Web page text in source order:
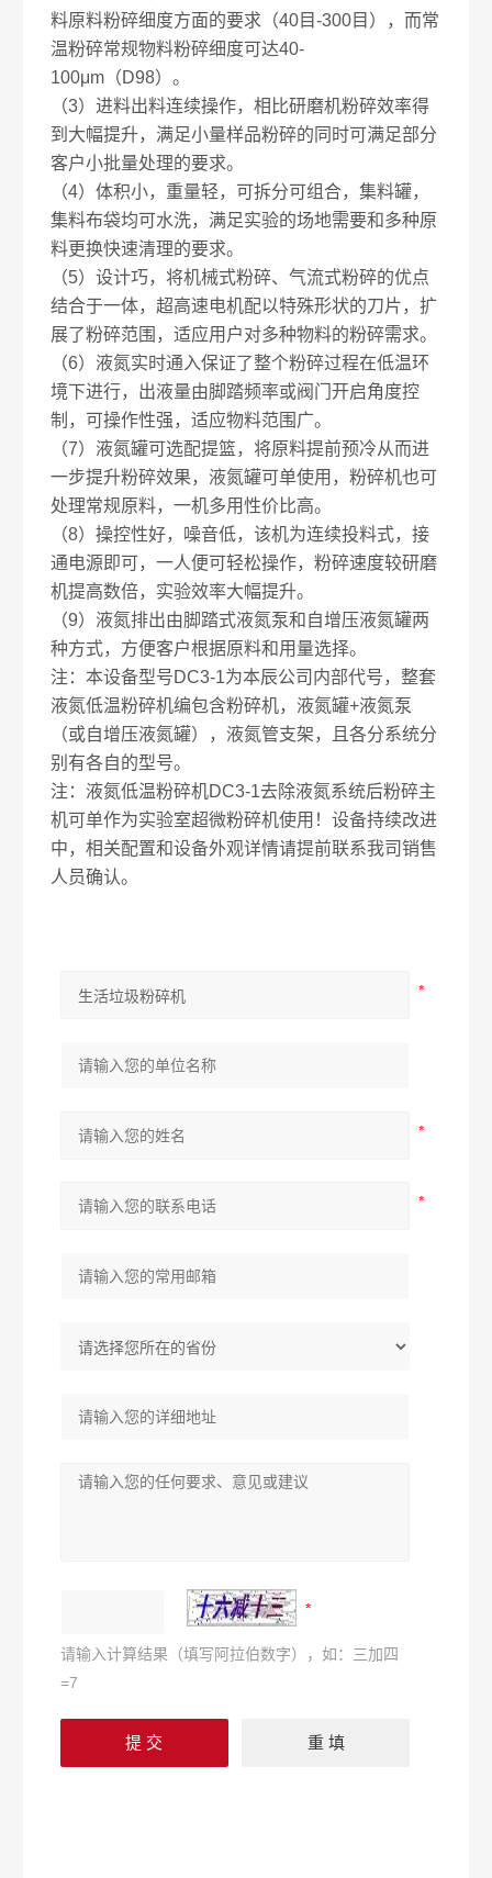
料原料粉碎细度方面的要求（40目-300目），而常
温粉碎常规物料粉碎细度可达40-
100μm（D98）。
（3）进料出料连续操作，相比研磨机粉碎效率得
到大幅提升，满足小量样品粉碎的同时可满足部分
客户小批量处理的要求。
（4）体积小，重量轻，可拆分可组合，集料罐，
集料布袋均可水洗，满足实验的场地需要和多种原
料更换快速清理的要求。
（5）设计巧，将机械式粉碎、气流式粉碎的优点
结合于一体，超高速电机配以特殊形状的刀片，扩
展了粉碎范围，适应用户对多种物料的粉碎需求。
（6）液氮实时通入保证了整个粉碎过程在低温环
境下进行，出液量由脚踏频率或阀门开启角度控
制，可操作性强，适应物料范围广。
（7）液氮罐可选配提篮，将原料提前预冷从而进
一步提升粉碎效果，液氮罐可单使用，粉碎机也可
处理常规原料，一机多用性价比高。
（8）操控性好，噪音低，该机为连续投料式，接
通电源即可，一人便可轻松操作，粉碎速度较研磨
机提高数倍，实验效率大幅提升。
（9）液氮排出由脚踏式液氮泵和自增压液氮罐两
种方式，方便客户根据原料和用量选择。
注：本设备型号DC3-1为本辰公司内部代号，整套
液氮低温粉碎机编包含粉碎机，液氮罐+液氮泵
（或自增压液氮罐），液氮管支架，且各分系统分
别有各自的型号。
注：液氮低温粉碎机DC3-1去除液氮系统后粉碎主
机可单作为实验室超微粉碎机使用！设备持续改进
中，相关配置和设备外观详情请提前联系我司销售
人员确认。
请输入计算结果（填写阿拉伯数字），如：三加四
=7